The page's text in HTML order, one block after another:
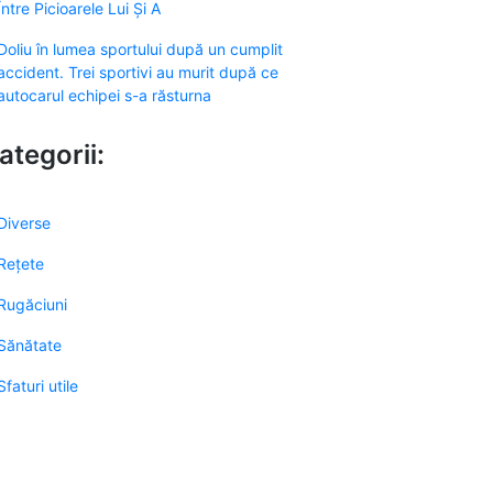
Picioarele Lui Și A
în lumea sportului după un cumplit
Trei sportivi au murit după ce
echipei s-a răsturna
utile